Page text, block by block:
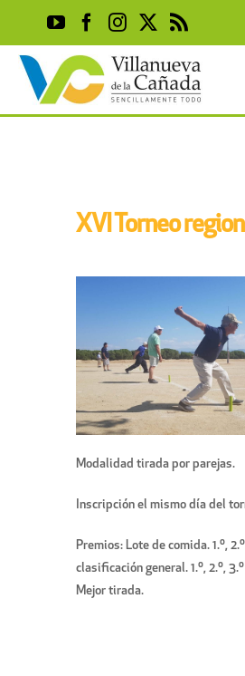
content
YouTubeFacebook
Instagram
X Rss
XVI Torneo
Modalidad tirada por parejas.
Inscripción el mismo día del
Premios: Lote de comida. 1.º,
clasificación general. 1.º, 2.º,
Mejor tirada.